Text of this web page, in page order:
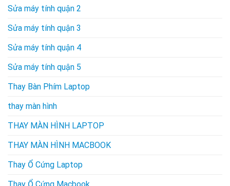
Sửa máy tính quận 2
Sửa máy tính quận 3
Sửa máy tính quận 4
Sửa máy tính quận 5
Thay Bàn Phím Laptop
thay màn hình
THAY MÀN HÌNH LAPTOP
THAY MÀN HÌNH MACBOOK
Thay Ổ Cứng Laptop